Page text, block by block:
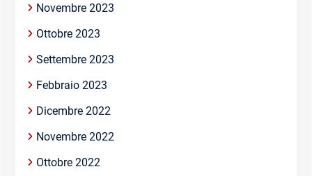
Novembre 2023
Ottobre 2023
Settembre 2023
Febbraio 2023
Dicembre 2022
Novembre 2022
Ottobre 2022